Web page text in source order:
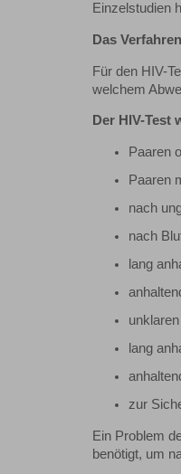
Einzelstudien
Das Verfahren
Für den HIV-
welchem
Der HIV-Test
Paaren
Paaren
nach
nach
lang
lang
zur
Ein Problem
benötigt, um